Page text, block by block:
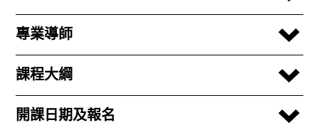
專業導師
課程大綱
開課日期及報名